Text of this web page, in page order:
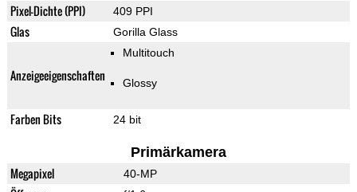
Pixel-Dichte (PPI) 409 PPI
Glas Gorilla Glass
Anzeigeeigenschaften
Multitouch
Glossy
Farben Bits 24 bit
Primärkamera
Megapixel 40-MP